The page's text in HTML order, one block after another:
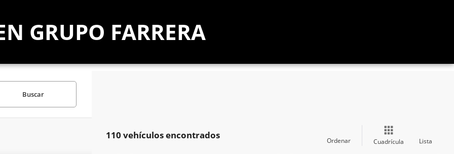
GRUPO FARRERA
Buscar
110 vehículos encontrados Ordenar Cuadrícula Lista